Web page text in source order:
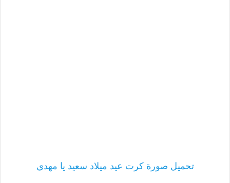
تحميل صورة كرت عيد ميلاد سعيد يا مهدي